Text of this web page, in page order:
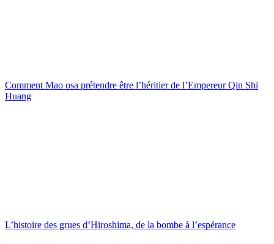
Comment Mao osa prétendre être l’héritier de l’Empereur Qin Shi
Huang
L’histoire des grues d’Hiroshima, de la bombe à l’espérance